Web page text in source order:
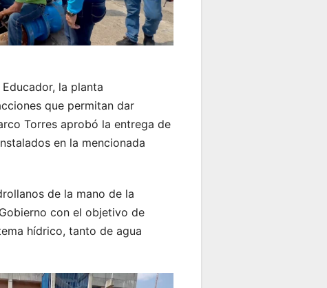
la planta
que permitan dar
Torres aprobó la entrega de
en la mencionada
de la mano de la
con el objetivo de
hídrico, tanto de agua